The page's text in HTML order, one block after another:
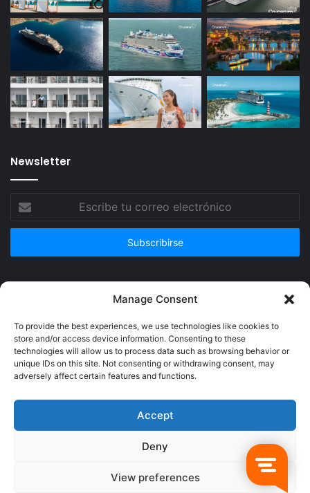
Manage Consent
To provide the best experiences, we use technologies like cookies to
store and/or access device information. Consenting to these
technologies will allow us to process data such as browsing behavior or
unique IDs on this site. Not consenting or withdrawing consent, may
adversely affect certain features and functions.
Accept
Deny
View preferences
Newsletter
correo
© Copyright 2026, Todos los derechos reservados @Crucerum |
Facebook
TwitterYouTubeInstagram